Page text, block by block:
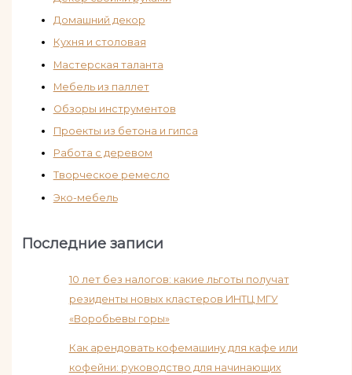
Домашний декор
Кухня и столовая
Мастерская таланта
Мебель из паллет
Обзоры инструментов
Проекты из бетона и гипса
Работа с деревом
Творческое ремесло
Эко-мебель
Последние записи
10 лет без налогов: какие льготы получат
резиденты новых кластеров ИНТЦ МГУ
«Воробьевы горы»
Как арендовать кофемашину для кафе или
кофейни: руководство для начинающих